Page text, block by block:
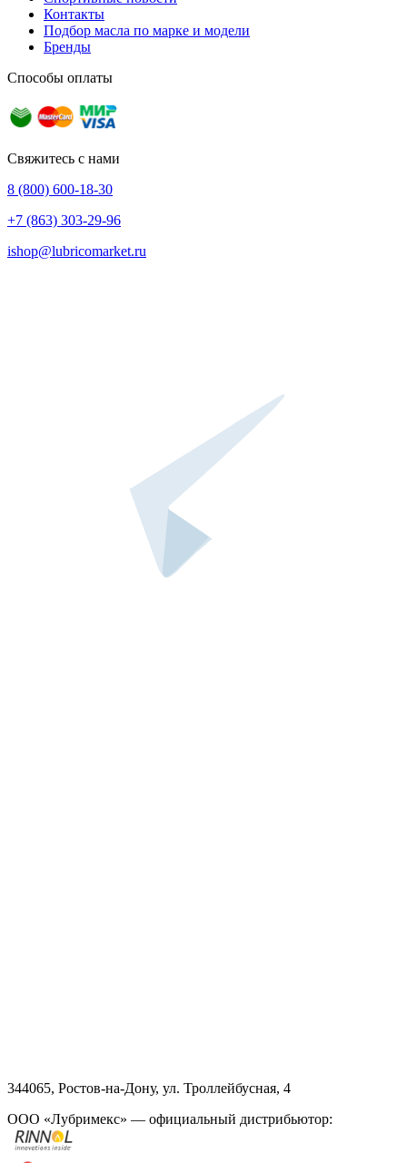
Контакты
Подбор масла по марке и модели
Бренды
Способы оплаты
Свяжитесь с нами
8 (800) 600-18-30
+7 (863) 303-29-96
ishop@lubricomarket.ru
344065, Ростов-на-Дону, ул. Троллейбусная, 4
ООО «Лубримекс» — официальный дистрибьютор: